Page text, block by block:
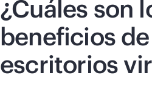
¿Cuáles son
beneficios
escritorios